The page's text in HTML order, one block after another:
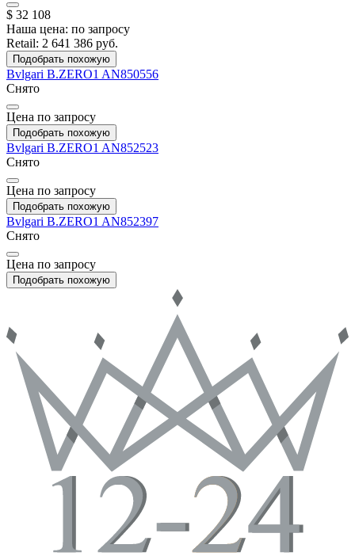
$ 32 108
Наша цена: по запросу
Retail: 2 641 386 руб.
Подобрать похожую
Bvlgari B.ZERO1 AN850556
Снято
Цена по запросу
Подобрать похожую
Bvlgari B.ZERO1 AN852523
Снято
Цена по запросу
Подобрать похожую
Bvlgari B.ZERO1 AN852397
Снято
Цена по запросу
Подобрать похожую